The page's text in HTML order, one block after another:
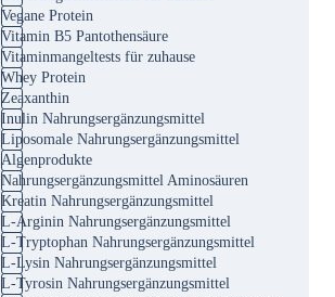
Vegane Protein
Vitamin B5 Pantothensäure
Vitaminmangeltests für zuhause
Whey Protein
Zeaxanthin
Inulin Nahrungsergänzungsmittel
Liposomale Nahrungsergänzungsmittel
Algenprodukte
Nahrungsergänzungsmittel Aminosäuren
Kreatin Nahrungsergänzungsmittel
L-Arginin Nahrungsergänzungsmittel
L-Tryptophan Nahrungsergänzungsmittel
L-Lysin Nahrungsergänzungsmittel
L-Tyrosin Nahrungsergänzungsmittel